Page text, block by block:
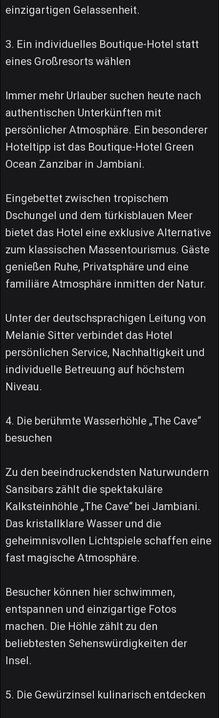
einzigartigen Gelassenheit.
3. Ein individuelles Boutique-Hotel statt
eines Großresorts wählen
Immer mehr Urlauber suchen heute nach
authentischen Unterkünften mit
persönlicher Atmosphäre. Ein besonderer
Hoteltipp ist das Boutique-Hotel Green
Ocean Zanzibar in Jambiani.
Eingebettet zwischen tropischem
Dschungel und dem türkisblauen Meer
bietet das Hotel eine exklusive Alternative
zum klassischen Massentourismus. Gäste
genießen Ruhe, Privatsphäre und eine
familiäre Atmosphäre inmitten der Natur.
Unter der deutschsprachigen Leitung von
Melanie Sitter verbindet das Hotel
persönlichen Service, Nachhaltigkeit und
individuelle Betreuung auf höchstem
Niveau.
4. Die berühmte Wasserhöhle „The Cave“
besuchen
Zu den beeindruckendsten Naturwundern
Sansibars zählt die spektakuläre
Kalksteinhöhle „The Cave“ bei Jambiani.
Das kristallklare Wasser und die
geheimnisvollen Lichtspiele schaffen eine
fast magische Atmosphäre.
Besucher können hier schwimmen,
entspannen und einzigartige Fotos
machen. Die Höhle zählt zu den
beliebtesten Sehenswürdigkeiten der
Insel.
5. Die Gewürzinsel kulinarisch entdecken